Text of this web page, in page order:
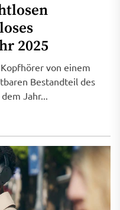
2025
von einem
Bestandteil des
Jahr...